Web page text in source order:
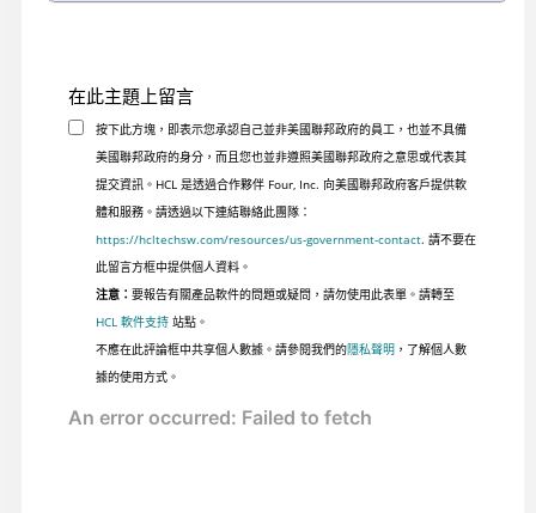
在此主題上留言
按下此方塊，即表示您承認自己並非美國聯邦政府的員工，也並不具備
美國聯邦政府的身分，而且您也並非遵照美國聯邦政府之意思或代表其
提交資訊。HCL 是透過合作夥伴 Four, Inc. 向美國聯邦政府客戶提供軟
體和服務。請透過以下連結聯絡此團隊：
https://hcltechsw.com/resources/us-government-contact. 請不要在
此留言方框中提供個人資料。
注意： 要報告有關產品軟件的問題或疑問，請勿使用此表單。請轉至
HCL 軟件支持站點。
不應在此評論框中共享個人數據。請參閱我們的隱私聲明 ，了解個人數
據的使用方式。